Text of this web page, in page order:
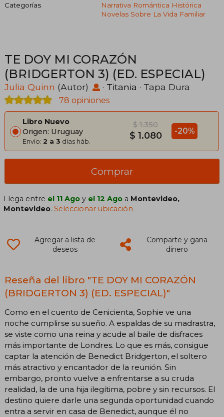
Categorías
Narrativa Romántica Histórica
Novelas Sobre La Vida Familiar
TE DOY MI CORAZÓN
(BRIDGERTON 3) (ED. ESPECIAL)
Julia Quinn (Autor) · Titania · Tapa Dura
78 opiniones
Libro Nuevo
Origen: Uruguay
Envío: 2 a 3 días háb.
$ 1.350
$ 1.080 -20%
Comprar
Llega entre el 11 Ago y el 12 Ago a Montevideo,
Montevideo.Seleccionar ubicación
Agregar a lista de
deseos
Comparte y gana
dinero
Reseña del libro "TE DOY MI CORAZÓN
(BRIDGERTON 3) (ED. ESPECIAL)"
Como en el cuento de Cenicienta, Sophie ve una
noche cumplirse su sueño. A espaldas de su madrastra,
se viste como una reina y acude al baile de disfraces
más importante de Londres. Lo que es más, consigue
captar la atención de Benedict Bridgerton, el soltero
más atractivo y encantador de la reunión. Sin
embargo, pronto vuelve a enfrentarse a su cruda
realidad, la de una hija ilegítima, pobre y sin recursos. El
destino quiere darle una segunda oportunidad cuando
entra a servir en casa de Benedict, aunque él no